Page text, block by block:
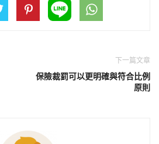
下一篇文章
保險裁罰可以更明確與符合比例
原則